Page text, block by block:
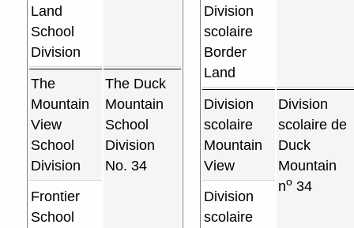
Land
School
Division
The
Mountain
View
School
Division
The Duck
Mountain
School
Division
No. 34
Frontier
School
Division
scolaire
Border
Land
Division
scolaire
Mountain
View
Division
scolaire de
Duck
Mountain
no 34
Division
scolaire